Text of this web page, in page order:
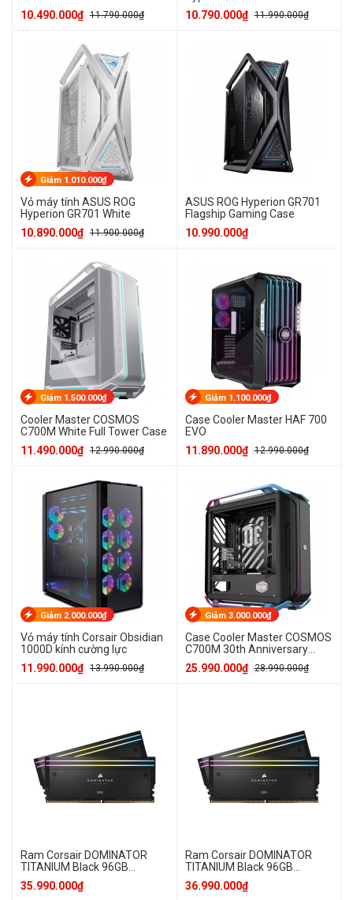
10.490.000₫ 11.790.000₫
10.790.000₫ 11.990.000₫
Giảm 1.010.000₫
Vỏ máy tính ASUS ROG
Hyperion GR701 White
10.890.000₫ 11.900.000₫
ASUS ROG Hyperion GR701
Flagship Gaming Case
10.990.000₫
Giảm 1.500.000₫
Cooler Master COSMOS
C700M White Full Tower Case
11.490.000₫ 12.990.000₫
Giảm 1.100.000₫
Case Cooler Master HAF 700
EVO
11.890.000₫ 12.990.000₫
Giảm 2.000.000₫
Vỏ máy tính Corsair Obsidian
1000D kính cường lực
11.990.000₫ 13.990.000₫
Giảm 3.000.000₫
Case Cooler Master COSMOS
C700M 30th Anniversary
Limited Edition
25.990.000₫ 28.990.000₫
Ram Corsair DOMINATOR
TITANIUM Black 96GB
2x48GB 6400MT/s DDR5
35.990.000₫
Ram Corsair DOMINATOR
TITANIUM Black 96GB
2x48GB 6600MT/s DDR5
36.990.000₫